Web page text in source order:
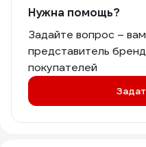
Нужна помощь?
Задайте вопрос –
представитель
покупателей